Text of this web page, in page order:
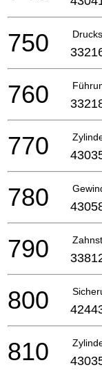
750
760
770
780
790
800
810